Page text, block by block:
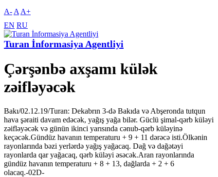
A- A A+
EN RU
Turan İnformasiya Agentliyi
Çərşənbə axşamı külək
zəifləyəcək
Bakı/02.12.19/Turan: Dekabrın 3-də Bakıda və Abşeronda tutqun
hava şəraiti davam edəcək, yağış yağa bilər. Güclü şimal-qərb küləyi
zəifləyəcək və günün ikinci yarısında cənub-qərb küləyinə
keçəcək.Gündüz havanın temperaturu + 9 + 11 dərəcə isti.Ölkənin
rayonlarında bəzi yerlərdə yağış yağacaq. Dağ və dağətəyi
rayonlarda qar yağacaq, qərb küləyi əsəcək.Aran rayonlarında
gündüz havanın temperaturu + 8 + 13, dağlarda + 2 + 6
olacaq.-02D-